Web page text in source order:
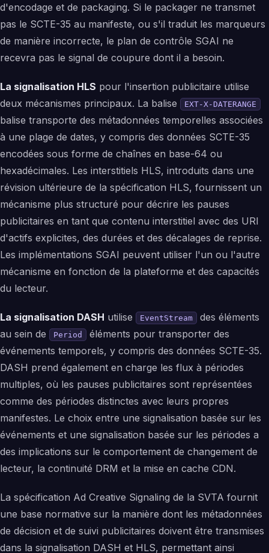
d'encodage et de packaging. Si le packager ne transmet
pas le SCTE-35 au manifeste, ou s'il traduit les marqueurs
de manière incorrecte, le plan de contrôle SGAI ne
recevra pas le signal de coupure dont il a besoin.
La signalisation HLS pour l'insertion publicitaire utilise
deux mécanismes principaux. La balise
EXT-X-DATERANGE
balise transporte des métadonnées temporelles associées
à une plage de dates, y compris des données SCTE-35
encodées sous forme de chaînes en base-64 ou
hexadécimales. Les interstitiels HLS, introduits dans une
révision ultérieure de la spécification HLS, fournissent un
mécanisme plus structuré pour décrire les pauses
publicitaires en tant que contenu interstitiel avec des URI
d'actifs explicites, des durées et des décalages de reprise.
Les implémentations SGAI peuvent utiliser l'un ou l'autre
mécanisme en fonction de la plateforme et des capacités
du lecteur.
La signalisation DASH utilise EventStream
des éléments
au sein de
Period
éléments pour transporter des
événements temporels, y compris des données SCTE-35.
DASH prend également en charge les flux à périodes
multiples, où les pauses publicitaires sont représentées
comme des périodes distinctes avec leurs propres
manifestes. Le choix entre une signalisation basée sur les
événements et une signalisation basée sur les périodes a
des implications sur le comportement de changement de
lecteur, la continuité DRM et la mise en cache CDN.
La spécification Ad Creative Signaling de la SVTA fournit
une base normative sur la manière dont les métadonnées
de décision et de suivi publicitaires doivent être transmises
dans la signalisation DASH et HLS, permettant ainsi